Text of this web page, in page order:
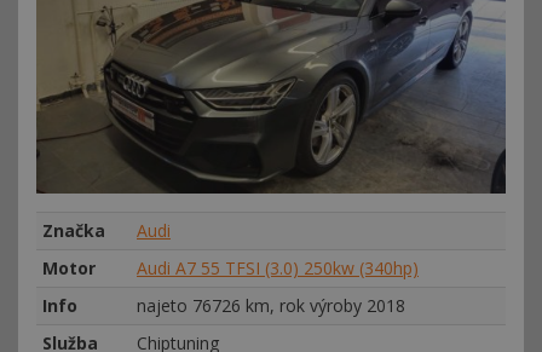
Značka
Audi
Motor
Audi A7 55 TFSI (3.0) 250kw (340hp)
Info
najeto 76726 km, rok výroby 2018
Služba
Chiptuning